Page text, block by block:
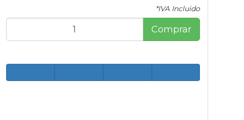
*IVA Incluido
Comprar